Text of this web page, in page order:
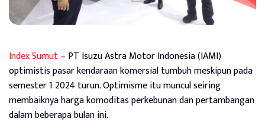
Index Sumut– PT Isuzu Astra Motor Indonesia (IAMI)
optimistis pasar kendaraan komersial tumbuh meskipun pada
semester 1 2024 turun. Optimisme itu muncul seiring
membaiknya harga komoditas perkebunan dan pertambangan
dalam beberapa bulan ini.